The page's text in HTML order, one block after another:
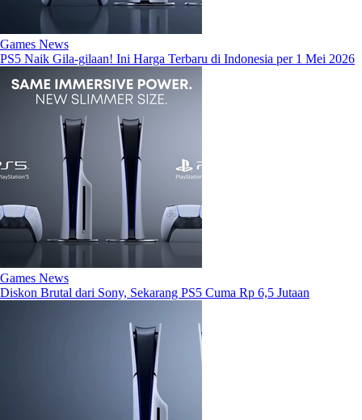
Games News
PS5 Naik Gila-gilaan! Ini Harga Terbaru di Indonesia per 1 Mei 2026
Games News
Diskon Brutal dari Sony, Sekarang PS5 Cuma Rp 6,5 Jutaan